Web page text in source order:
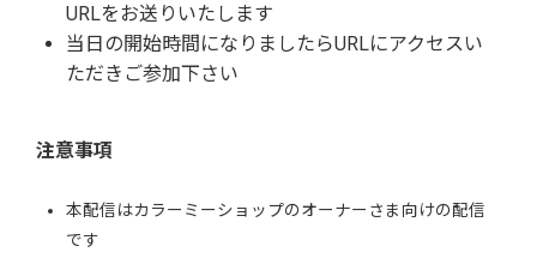
URLをお送りいたします
当日の開始時間になりましたらURLにアクセスい
ただきご参加下さい
注意事項
本配信はカラーミーショップのオーナーさま向けの配信
です